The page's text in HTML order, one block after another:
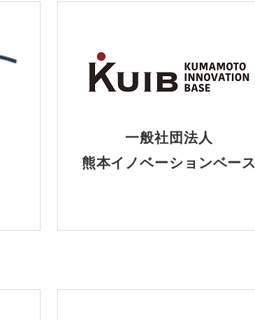
一般社団法人
熊本イノベーションベース